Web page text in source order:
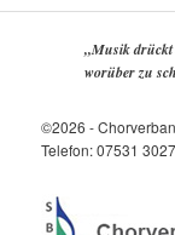
„Musik drückt
worüber zu
©2026 -
Telefon: 07531